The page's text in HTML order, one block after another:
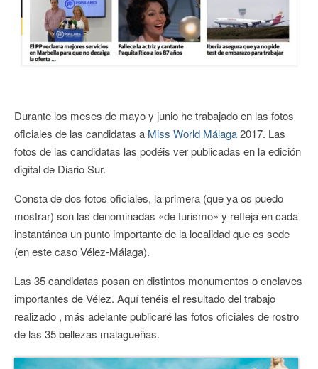
Durante los meses de mayo y junio he trabajadoen las fotos
oficiales de las candidatas a Miss World Málaga2017. Las
fotos de las candidatas las podéis ver publicadas en la edición
digital de Diario Sur.
Consta de dos fotos oficiales, la primera (que ya os puedo
mostrar) son las denominadas «de turismo» y refleja en cada
instantánea un punto importante de la localidad que es sede
(en este caso Vélez-Málaga).
Las 35 candidatas posan en distintos monumentos o enclaves
importantes de Vélez. Aquí tenéis el resultado del trabajo
realizado , más adelante publicaré las fotos oficiales de rostro
de las 35 bellezas malagueñas.